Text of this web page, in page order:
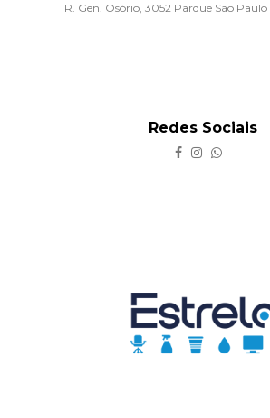
R. Gen. Osório, 3052 Parque São Paulo
Redes Sociais